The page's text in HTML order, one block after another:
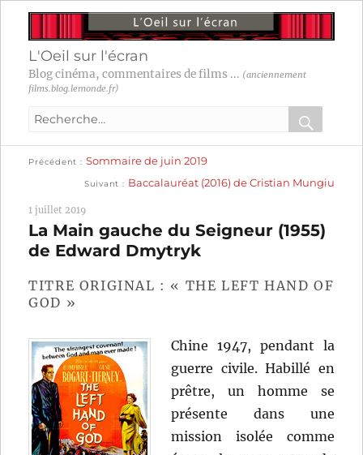
L'Oeil sur l'écran
Blog cinéma, commentaires de films ... (anciennement
films.blog.lemonde.fr)
Recherche
:
OK
Navigation
l’article
Précédent
précédente :
Sommaire de juin 2019
Suivant
suivante :
Baccalauréat (2016) de Cristian Mungiu
1 juillet 2019
La Main gauche du Seigneur (1955)
de Edward Dmytryk
TITRE ORIGINAL : « THE LEFT HAND OF
GOD »
Chine 1947, pendant la
guerre civile. Habillé en
prêtre, un homme se
présente dans une
mission isolée comme